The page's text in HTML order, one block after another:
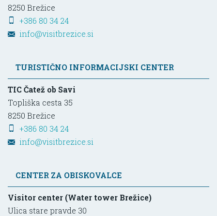
8250 Brežice
+386 80 34 24
info@visitbrezice.si
TURISTIČNO INFORMACIJSKI CENTER
TIC Čatež ob Savi
Topliška cesta 35
8250 Brežice
+386 80 34 24
info@visitbrezice.si
CENTER ZA OBISKOVALCE
Visitor center (Water tower Brežice)
Ulica stare pravde 30